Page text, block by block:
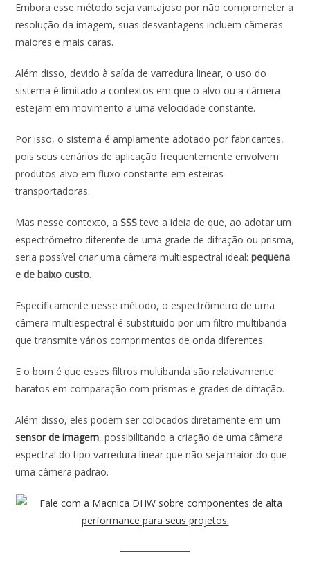
Embora esse método seja vantajoso por não comprometer a
resolução da imagem, suas desvantagens incluem câmeras
maiores e mais caras.
Além disso, devido à saída de varredura linear, o uso do
sistema é limitado a contextos em que o alvo ou a câmera
estejam em movimento a uma velocidade constante.
Por isso, o sistema é amplamente adotado por fabricantes,
pois seus cenários de aplicação frequentemente envolvem
produtos-alvo em fluxo constante em esteiras
transportadoras.
Mas nesse contexto, aSSSteve a ideia de que, ao adotar um
espectrômetro diferente de uma grade de difração ou prisma,
seria possível criar uma câmera multiespectral ideal:pequena
e de baixo custo.
Especificamente nesse método, o espectrômetro de uma
câmera multiespectral é substituído por um filtro multibanda
que transmite vários comprimentos de onda diferentes.
E o bom é que esses filtros multibanda são relativamente
baratos em comparação com prismas e grades de difração.
Além disso, eles podem ser colocados diretamente em um
sensor de imagem, possibilitando a criação de uma câmera
espectral do tipo varredura linear que não seja maior do que
uma câmera padrão.